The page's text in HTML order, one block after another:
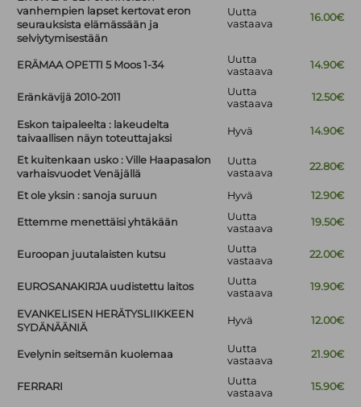
vanhempien lapset kertovat eron
seurauksista elämässään ja
selviytymisestään
Uutta
vastaava
16.00€
ERÄMAA OPETTI 5 Moos 1-34
Uutta
vastaava
14.90€
Eränkävijä 2010-2011
Uutta
vastaava
12.50€
Eskon taipaleelta : lakeudelta
taivaallisen näyn toteuttajaksi
Hyvä 14.90€
Et kuitenkaan usko : Ville Haapasalon
varhaisvuodet Venäjällä
Uutta
vastaava
22.80€
Et ole yksin : sanoja suruun Hyvä 12.90€
Ettemme menettäisi yhtäkään
Uutta
vastaava
19.50€
Euroopan juutalaisten kutsu
Uutta
vastaava
22.00€
EUROSANAKIRJA uudistettu laitos
Uutta
vastaava
19.90€
EVANKELISEN HERÄTYSLIIKKEEN
SYDÄNÄÄNIÄ
Hyvä 12.00€
Evelynin seitsemän kuolemaa
Uutta
vastaava
21.90€
FERRARI
Uutta
vastaava
15.90€